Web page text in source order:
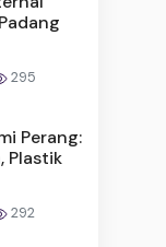
295
Perang:
Plastik
292